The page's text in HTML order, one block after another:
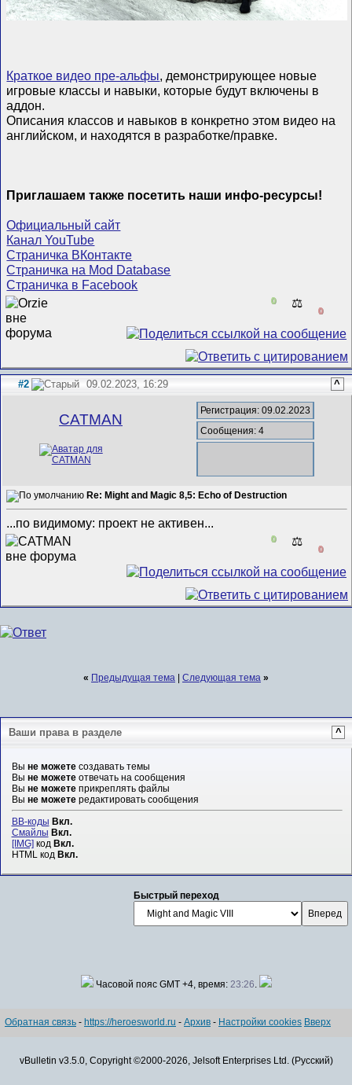
Краткое видео пре-альфы, демонстрирующее новые
игровые классы и навыки, которые будут включены в
аддон.
Описания классов и навыков в конкретно этом видео на
английском, и находятся в разработке/правке.
Приглашаем также посетить наши инфо-ресурсы!
Официальный сайт
Канал YouTube
Страничка ВКонтакте
Страничка на Mod Database
Страничка в Facebook
0 ⚖️
0
#2 09.02.2023, 16:29 ^
CATMAN
Регистрация: 09.02.2023
Сообщения: 4
Re: Might and Magic 8,5: Echo of Destruction
...по видимому: проект не активен...
0 ⚖️
0
« Предыдущая тема | Следующая тема »
Ваши права в разделе ^
Вы не можетесоздавать темы
Вы не можетеотвечать на сообщения
Вы не можетеприкреплять файлы
Вы не можетередактировать сообщения
BB-коды Вкл.
Смайлы Вкл.
[IMG] код Вкл.
HTML код Вкл.
Быстрый переход
Часовой пояс GMT +4, время: 23:26
Обратная связь - https://heroesworld.ru - Архив - Настройки cookies Вверх
vBulletin v3.5.0, Copyright ©2000-2026, Jelsoft Enterprises Ltd. (Русский)